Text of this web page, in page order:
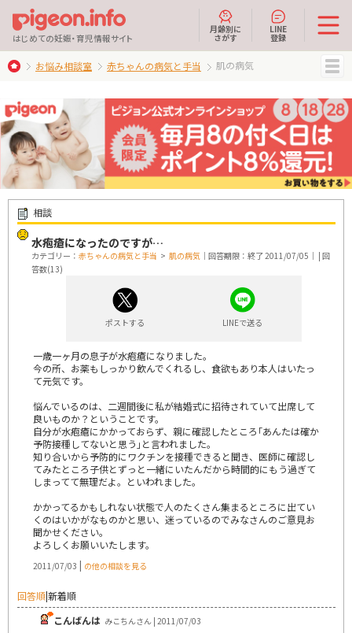
はじめての妊娠・育児情報サイト
月齢別に
さがす
LINE
登録
お悩み相談室 赤ちゃんの病気と手当 肌の病気
相談
水疱瘡になったのですが…
カテゴリー： 赤ちゃんの病気と手当 > 肌の病気 ｜回答期限：終了 2011/07/05｜ | 回
答数(13)
ポストする LINEで送る
一歳一ヶ月の息子が水疱瘡になりました。
今の所、お薬もしっかり飲んでくれるし、食欲もあり本人はいたっ
て元気です。
悩んでいるのは、二週間後に私が結婚式に招待されていて出席して
良いものか？ということです。
自分が水疱瘡にかかっておらず、親に確認したところ｢あんたは確か
予防接種してないと思う｣と言われました。
知り合いから予防的にワクチンを接種できると聞き、医師に確認し
てみたところ子供とずっと一緒にいたんだから時間的にもう過ぎて
しまってて無理だよ。といわれました。
かかってるかもしれない状態で人のたくさん集まるところに出てい
くのはいかがなものかと思い、迷っているのでみなさんのご意見お
聞かせください。
よろしくお願いいたします。
2011/07/03 | の他の相談を見る
回答順|新着順
こんばんは みこちんさん | 2011/07/03